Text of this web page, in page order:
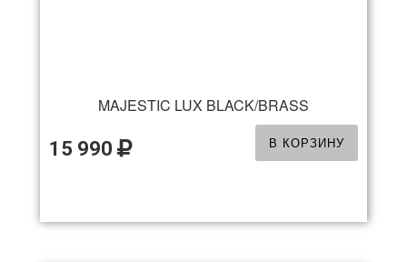
MAJESTIC LUX BLACK/BRASS
15 990 В КОРЗИНУ